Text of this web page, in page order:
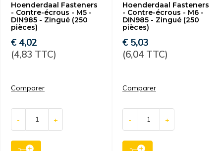
Hoenderdaal Fasteners
- Contre-écrous - M5 -
DIN985 - Zingué (250
pièces)
€ 4,02
(4,83 TTC)
Comparer
- +
Hoenderdaal Fasteners
- Contre-écrous - M6 -
DIN985 - Zingué (250
pièces)
€ 5,03
(6,04 TTC)
Comparer
- +